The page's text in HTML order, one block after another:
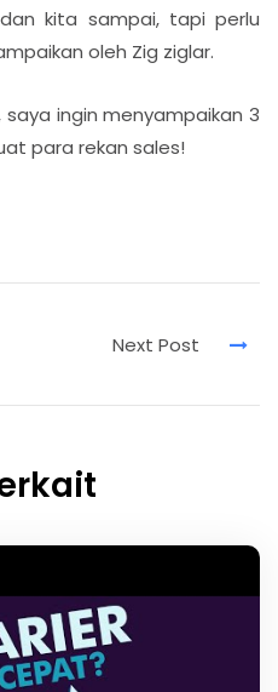
kita sampai, tapi perlu
oleh Zig ziglar.
ingin menyampaikan 3
para rekan sales!